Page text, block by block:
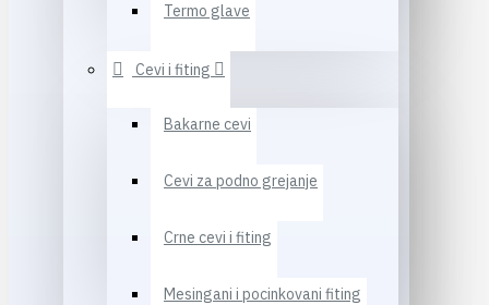
Termo glave
Cevi i fiting
Bakarne cevi
Cevi za podno grejanje
Crne cevi i fiting
Mesingani i pocinkovani fiting